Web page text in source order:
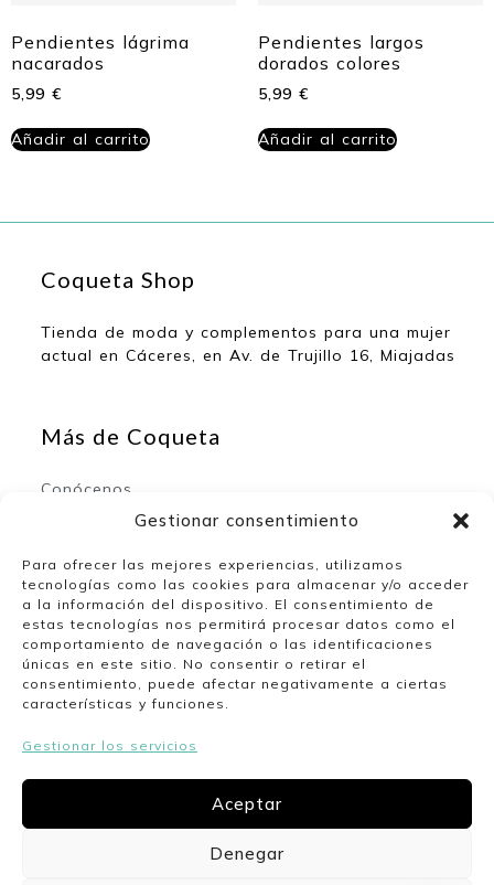
Gestionar consentimiento
Para ofrecer las mejores experiencias, utilizamos
tecnologías como las cookies para almacenar y/o acceder
a la información del dispositivo. El consentimiento de
estas tecnologías nos permitirá procesar datos como el
comportamiento de navegación o las identificaciones
únicas en este sitio. No consentir o retirar el
consentimiento, puede afectar negativamente a ciertas
características y funciones.
Gestionar los servicios
Aceptar
Denegar
Pendientes lágrima
nacarados
5,99 €
Añadir al carrito
Pendientes largos
dorados colores
5,99 €
Añadir al carrito
Coqueta Shop
Tienda de moda y complementos para una mujer
actual en Cáceres, en Av. de Trujillo 16, Miajadas
Más de Coqueta
Conócenos
Mi espacio
Mi cuenta
Lista de deseos
Nuestro horario
Lunes a viernes de 10:00 a 13:30 y de 17:00 a
20:00. Sábados de 10:00 a 14:00.